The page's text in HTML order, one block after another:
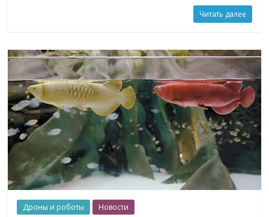
Читать далее
Дроны и роботы Новости